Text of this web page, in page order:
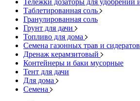
Тележки дозаторы для удобрений
Таблетированная соль
Гранулированная соль
Грунт для дачи
Топливо для дома
Семена газонных трав и сидератов
Дренаж керамзитовый
Контейнеры и баки мусорные
Тент для дачи
Для дома
Семена